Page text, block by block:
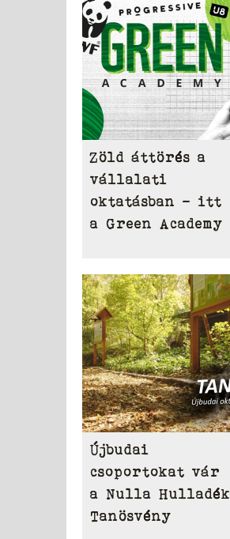
Zöld áttörés a
vállalati
oktatásban – itt
a Green Academy
Újbudai
csoportokat vár
a Nulla Hulladék
Tanösvény